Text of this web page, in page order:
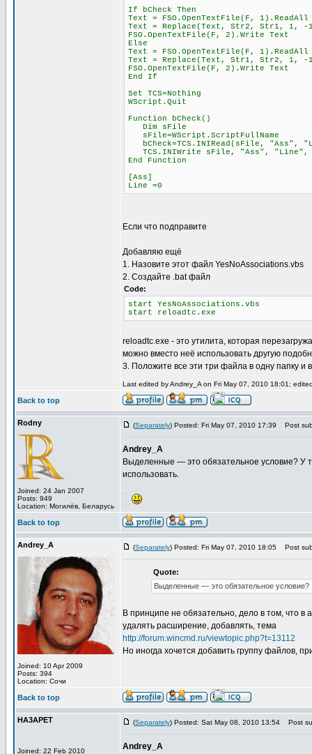
If bCheck Then
Text = FSO.OpenTextFile(F, 1).ReadAll
Text = Replace(Text, Str2, Str1, 1, -
FSO.OpenTextFile(F, 2).Write Text
Else
Text = FSO.OpenTextFile(F, 1).ReadAll
Text = Replace(Text, Str1, Str2, 1, -
FSO.OpenTextFile(F, 2).Write Text
End If
Set TCS=Nothing
WScript.Quit
Function bCheck()
Dim sFile
sFile=WScript.ScriptFullName
bCheck=TCS.INIRead(sFile, "Ass",
TCS.INIWrite sFile, "Ass", "Line",
End Function
[Ass]
Line =0
Если что подправите
Добавляю ещё
1. Назовите этот файл YesNoAssociations.vbs
2. Создайте .bat файл
Code:
start YesNoAssociations.vbs
start reloadtc.exe
reloadtc.exe - это утилита, которая
можно вместо неё использовать другую
3. Положите все эти три файла в одну папку и
Last edited by Andrey_A on Fri May 07, 2010 18:01;
Back to top
Rodny
Joined: 24 Jan 2007
Posts: 949
Location: Могилёв, Беларусь
(Separately) Posted: Fri May 07, 2010 17:39 Post
Andrey_A
Выделенные — это обязательное условие? У
использовать.
Back to top
Andrey_A
Joined: 10 Apr 2009
Posts: 394
Location: Сочи
(Separately) Posted: Fri May 07, 2010 18:05 Post
Quote:
Выделенные — это обязательное условие?
В принципе не обязательно, дело в том, что
удалять расширение, добавлять, тема
http://forum.wincmd.ru/viewtopic.php?t=13112
Но иногда хочется добавить группу файлов,
Back to top
HA3APET
Joined: 22 Feb 2010
(Separately) Posted: Sat May 08, 2010 13:54 Post
Andrey_A